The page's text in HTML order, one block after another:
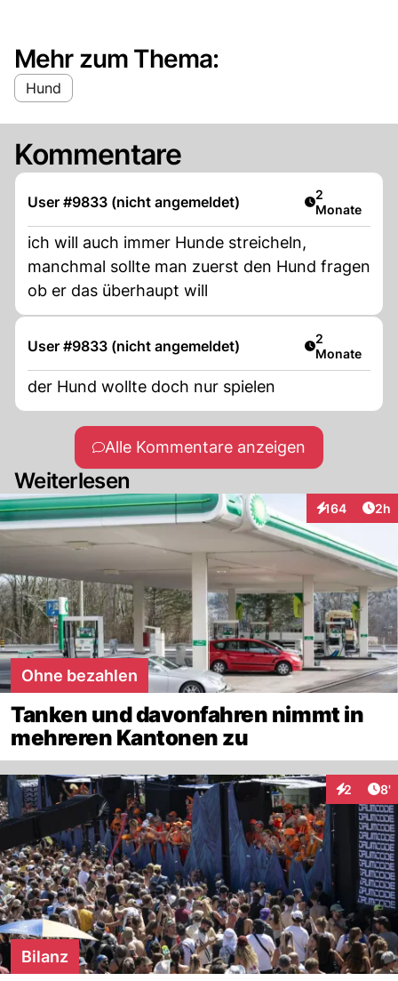
Mehr zum Thema:
Hund
Kommentare
User #9833 (nicht angemeldet) Artikel
2
Monate
ich will auch immer Hunde streicheln,
manchmal sollte man zuerst den Hund fragen
ob er das überhaupt will
User #9833 (nicht angemeldet) Artikel
2
Monate
der Hund wollte doch nur spielen
Alle Kommentare anzeigen
Weiterlesen
164
Interaktionen
2h
Ohne bezahlen
Tanken und davonfahren nimmt in
mehreren Kantonen zu
2 8'
Bilanz